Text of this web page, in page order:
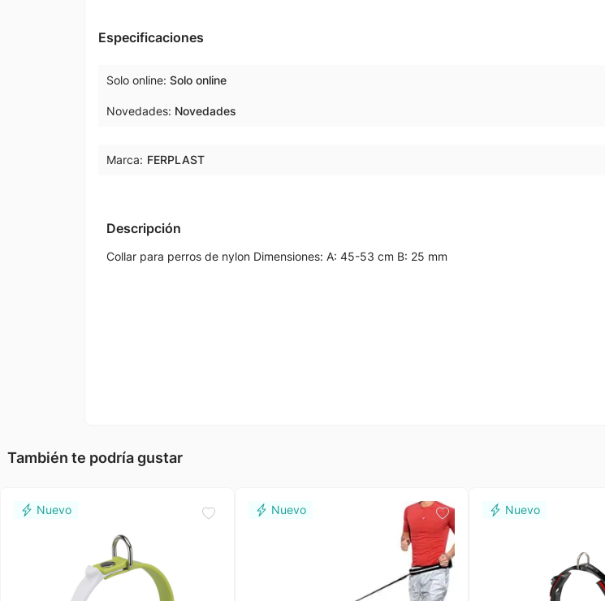
Especificaciones
Solo online Solo online
Novedades Novedades
Marca: FERPLAST
Descripción
Collar para perros de nylon Dimensiones: A: 45-53 cm B: 25 mm
También te podría gustar